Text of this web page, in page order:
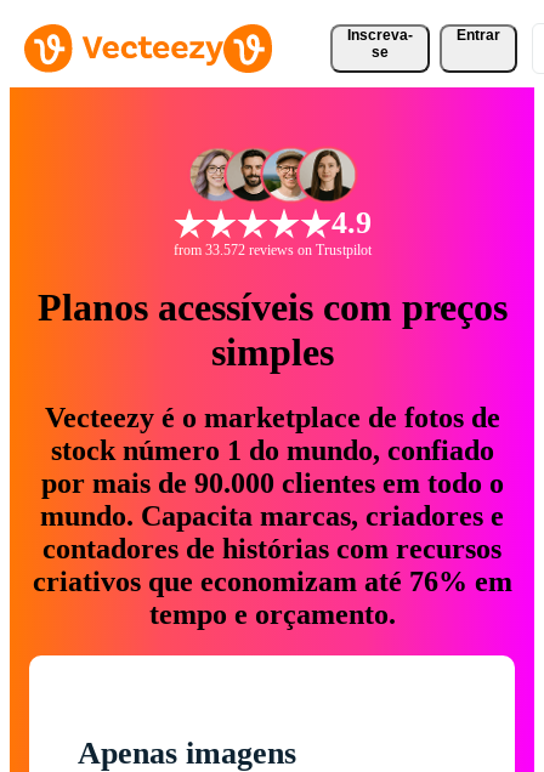
Inscreva-
se
Entrar
4.9
from 33.572 reviews on Trustpilot
Planos acessíveis com preços
simples
Vecteezy é o marketplace de fotos de
stock número 1 do mundo, confiado
por mais de 90.000 clientes em todo o
mundo. Capacita marcas, criadores e
contadores de histórias com recursos
criativos que economizam até 76% em
tempo e orçamento.
Apenas imagens